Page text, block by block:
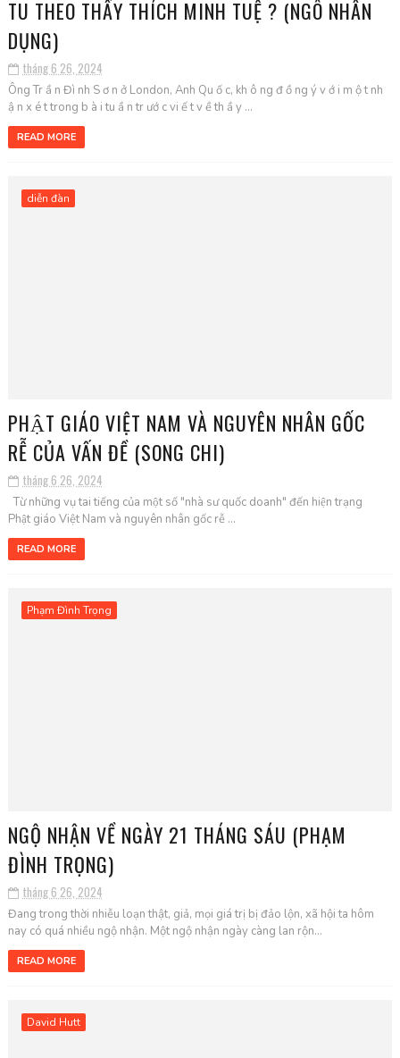
TU THEO THẦY THÍCH MINH TUỆ ? (NGÔ NHÂN
DỤNG)
tháng 6 26, 2024
Ông Tr ầ n Đì nh S ơ n ở London, Anh Qu ố c, kh ô ng đ ồ ng ý v ớ i m ộ t nh
ậ n x é t trong b à i tu ầ n tr ướ c vi ế t v ề th ầ y ...
READ MORE
diễn đàn
PHẬT GIÁO VIỆT NAM VÀ NGUYÊN NHÂN GỐC
RỄ CỦA VẤN ĐỀ (SONG CHI)
tháng 6 26, 2024
Từ những vụ tai tiếng của một số "nhà sư quốc doanh" đến hiện trạng
Phật giáo Việt Nam và nguyên nhân gốc rễ ...
READ MORE
Phạm Đình Trọng
NGỘ NHẬN VỀ NGÀY 21 THÁNG SÁU (PHẠM
ĐÌNH TRỌNG)
tháng 6 26, 2024
Đang trong thời nhiễu loạn thật, giả, mọi giá trị bị đảo lộn, xã hội ta hôm
nay có quá nhiều ngộ nhận. Một ngộ nhận ngày càng lan rộn...
READ MORE
David Hutt